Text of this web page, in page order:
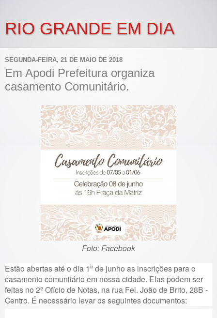
RIO GRANDE EM DIA
SEGUNDA-FEIRA, 21 DE MAIO DE 2018
Em Apodi Prefeitura organiza
casamento Comunitário.
Foto: Facebook
Estão abertas até o dia 1º de junho as inscrições para o
casamento comunitário em nossa cidade. Elas podem ser
feitas no 2º Ofício de Notas, na rua Fel. João de Brito, 28B -
Centro. É necessário levar os seguintes documentos: